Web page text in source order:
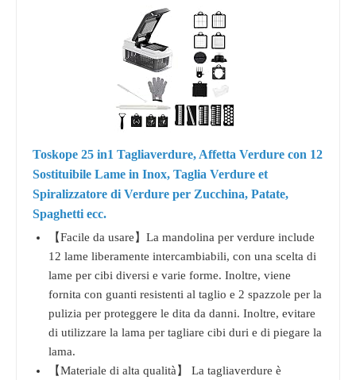
Toskope 25 in1 Tagliaverdure, Affetta Verdure con 12
Sostituibile Lame in Inox, Taglia Verdure et
Spiralizzatore di Verdure per Zucchina, Patate,
Spaghetti ecc.
【Facile da usare】La mandolina per verdure include
12 lame liberamente intercambiabili, con una scelta di
lame per cibi diversi e varie forme. Inoltre, viene
fornita con guanti resistenti al taglio e 2 spazzole per la
pulizia per proteggere le dita da danni. Inoltre, evitare
di utilizzare la lama per tagliare cibi duri e di piegare la
lama.
【Materiale di alta qualità】 La tagliaverdure è